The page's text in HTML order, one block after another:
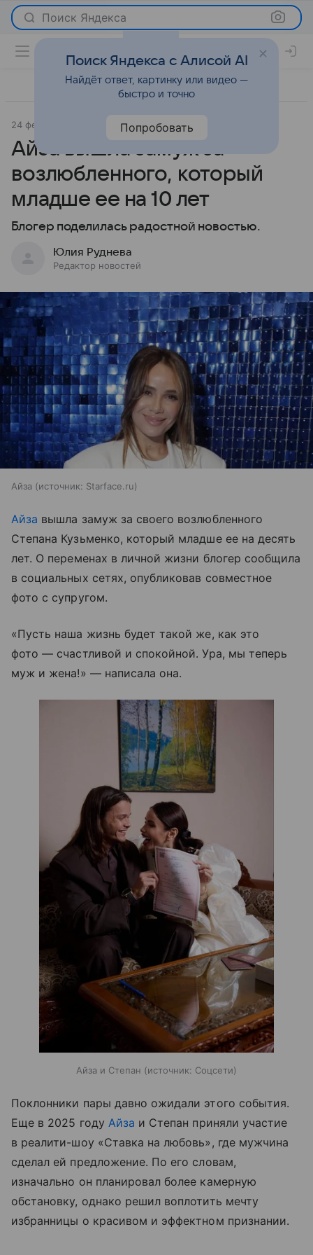
Поиск Яндекса
24 февраля 2026 Леди Mail Светская жизнь
Айза вышла замуж за
возлюбленного, который
младше ее на 10 лет
Блогер поделилась радостной новостью.
Юлия Руднева
Редактор новостей
Айза источник: Starface.ru
Айза вышла замуж за своего возлюбленного
Степана Кузьменко, который младше ее на десять
лет. О переменах в личной жизни блогер сообщила
в социальных сетях, опубликовав совместное
фото с супругом.
«Пусть наша жизнь будет такой же, как это
фото — счастливой и спокойной. Ура, мы теперь
муж и жена!» — написала она.
Айза и Степан источник: Соцсети
Поклонники пары давно ожидали этого события.
Еще в 2025 году Айза и Степан приняли участие
в реалити-шоу «Ставка на любовь», где мужчина
сделал ей предложение. По его словам,
изначально он планировал более камерную
обстановку, однако решил воплотить мечту
избранницы о красивом и эффектном признании.
Поиск Яндекса с Алисой AI
Найдёт ответ, картинку или видео —
быстро и точно
Попробовать